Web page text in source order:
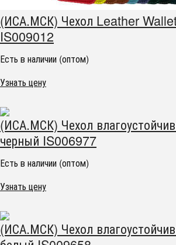
(ИСА.МСК) Чехол Leather
IS009012
Есть в наличии (оптом)
Узнать цену
(ИСА.МСК) Чехол
черный IS006977
Есть в наличии (оптом)
Узнать цену
(ИСА.МСК) Чехол